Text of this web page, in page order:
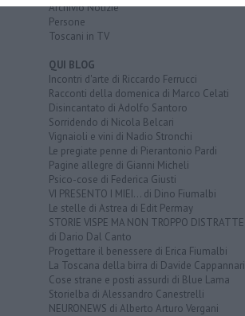
Archivio Notizie
Persone
Toscani in TV
QUI BLOG
Incontri d'arte di Riccardo Ferrucci
Racconti della domenica di Marco Celati
Disincantato di Adolfo Santoro
Sorridendo di Nicola Belcari
Vignaioli e vini di Nadio Stronchi
Le pregiate penne di Pierantonio Pardi
Pagine allegre di Gianni Micheli
Psico-cose di Federica Giusti
VI PRESENTO I MIEI... di Dino Fiumalbi
Le stelle di Astrea di Edit Permay
STORIE VISPE MA NON TROPPO DISTRATTE
di Dario Dal Canto
Progettare il benessere di Erica Fiumalbi
La Toscana della birra di Davide Cappannari
Cose strane e posti assurdi di Blue Lama
Storielba di Alessandro Canestrelli
NEURONEWS di Alberto Arturo Vergani